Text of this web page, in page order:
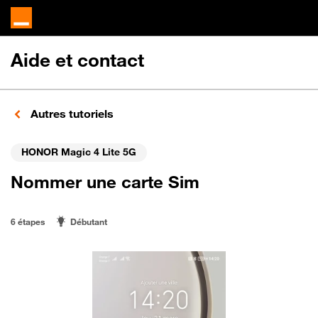
Aide et contact
Autres tutoriels
HONOR Magic 4 Lite 5G
Nommer une carte Sim
6 étapes Débutant